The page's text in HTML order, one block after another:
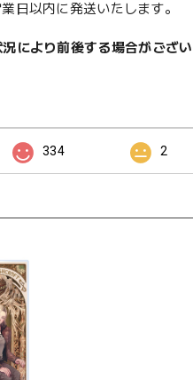
日以内に発送いたします。
により前後する場合がござ
334 2